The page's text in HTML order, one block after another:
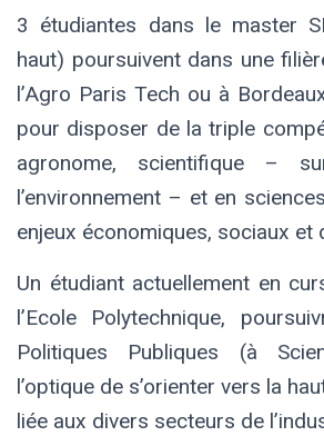
3 étudiantes dans le master
haut) poursuivent dans une
l’Agro Paris Tech ou à
pour disposer de la triple
agronome, scientifique –
l’environnement – et en
enjeux économiques, sociaux et
Un étudiant actuellement en
l’Ecole Polytechnique,
Politiques Publiques (à
l’optique de s’orienter vers la
liée aux divers secteurs de